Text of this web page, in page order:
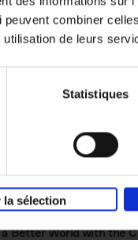
combiner
de leurs
Statistiques
sélection
marketing like a
revised
Brand Care?
Better World with the